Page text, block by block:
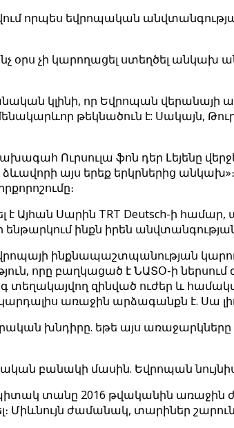
որպես եվրոպական
օրս չի կարողացել ստեղծել
կլինի, որ Եվրոպան վերանայի
թեկնածուն է: Սակայն,
Ուրսուլա ֆոն դեր Լեյենը
այս երեք երկրներից
Սարին TRT Deutsch-ի համար,
ինքն իրեն
ինքնապաշտպանության
որը բաղկացած է ՆԱՏՕ-ի ներսում
տեղակայվող զինված ուժեր և
առաջին արձագանքն է. Սա
խնդիրը. եթե այս
բանակի մասին. Եվրոպան
տանը 2016 թվականին առաջին
Միևնույն ժամանակ, տարիներ